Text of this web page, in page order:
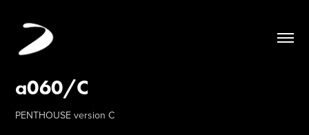
a060/C
PENTHOUSE version C